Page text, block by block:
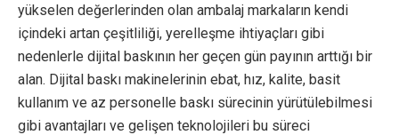
yükselen değerlerinden olan ambalaj markaların kendi
içindeki artan çeşitliliği, yerelleşme ihtiyaçları gibi
nedenlerle dijital baskının her geçen gün payının arttığı bir
alan. Dijital baskı makinelerinin ebat, hız, kalite, basit
kullanım ve az personelle baskı sürecinin yürütülebilmesi
gibi avantajları ve gelişen teknolojileri bu süreci